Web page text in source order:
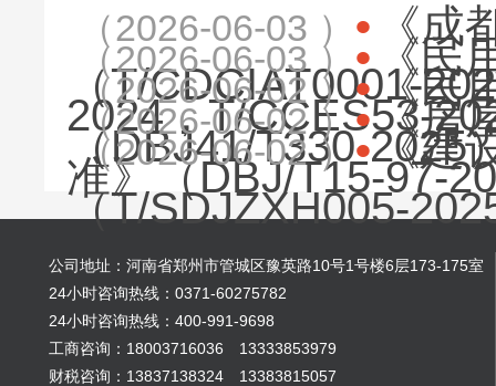
（2026-06-03 ）
《
（T/CDCIAT0001-
（2026-06-03 ） 《民
2024，T/CCES53-
（2026-06-02 ） 《民
（DBJ41/T330-2025
（2026-06-02 ） 《房
准》（DBJ/T15-97-
（2026-06-02 ） 《建
（T/SDJZXH005-
公司地址：河南省郑州市管城区豫英路10号1号楼6层173-175室
24小时咨询热线：0371-60275782
24小时咨询热线：400-991-9698
工商咨询：18003716036 13333853979
财税咨询：13837138324 13383815057